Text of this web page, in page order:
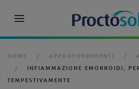
HOME APPROFONDIMENTI
INFIAMMAZIONE EMORROIDI,
TEMPESTIVAMENTE